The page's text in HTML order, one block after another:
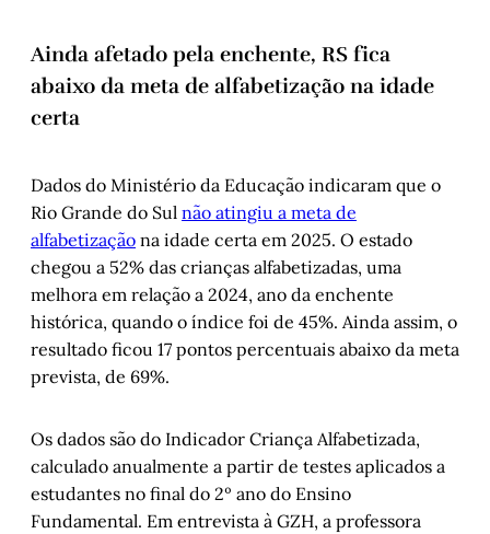
Ainda afetado pela enchente, RS fica
abaixo da meta de alfabetização na idade
certa
Dados do Ministério da Educação indicaram que o
Rio Grande do Sul não atingiu a meta de
alfabetização na idade certa em 2025. O estado
chegou a 52% das crianças alfabetizadas, uma
melhora em relação a 2024, ano da enchente
histórica, quando o índice foi de 45%. Ainda assim, o
resultado ficou 17 pontos percentuais abaixo da meta
prevista, de 69%.
Os dados são do Indicador Criança Alfabetizada,
calculado anualmente a partir de testes aplicados a
estudantes no final do 2º ano do Ensino
Fundamental. Em entrevista à GZH, a professora